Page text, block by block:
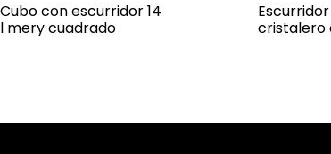
Cubo con escurridor 14
l mery cuadrado
cristalero